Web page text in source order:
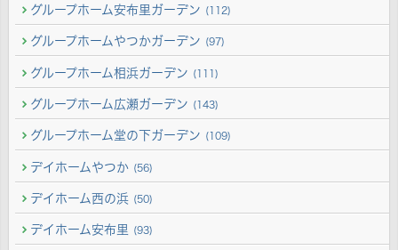
グループホーム安布里ガーデン (112)
グループホームやつかガーデン (97)
グループホーム相浜ガーデン (111)
グループホーム広瀬ガーデン (143)
グループホーム堂の下ガーデン (109)
デイホームやつか (56)
デイホーム西の浜 (50)
デイホーム安布里 (93)